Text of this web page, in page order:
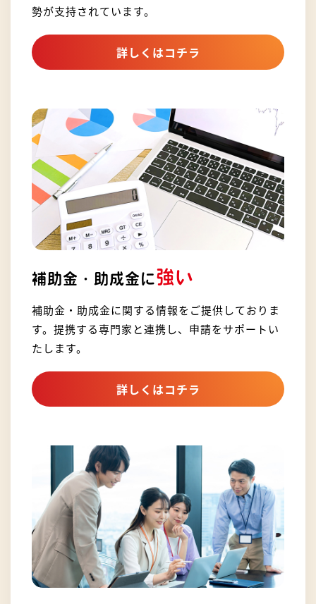
勢が支持されています。
詳しくはコチラ
補助金・助成金に強い
補助金・助成金に関する情報をご提供しておりま
す。提携する専門家と連携し、申請をサポートい
たします。
詳しくはコチラ